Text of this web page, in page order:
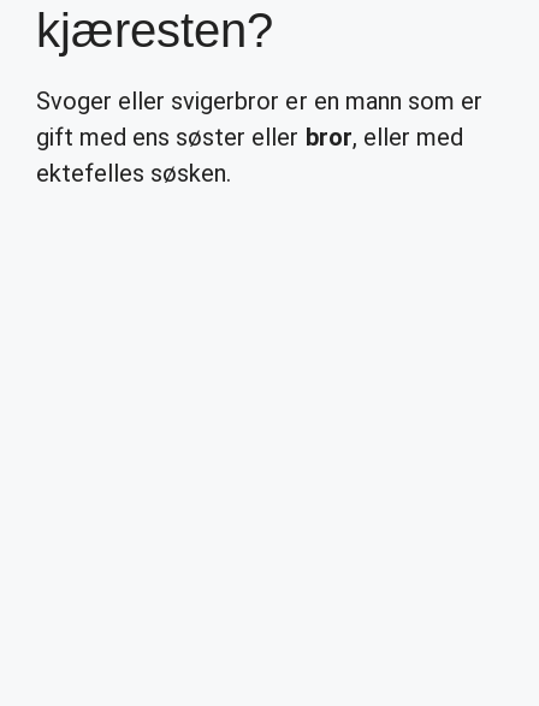
kjæresten?
Svoger eller svigerbror er en mann som er
gift med ens søster eller bror, eller med
ektefelles søsken.